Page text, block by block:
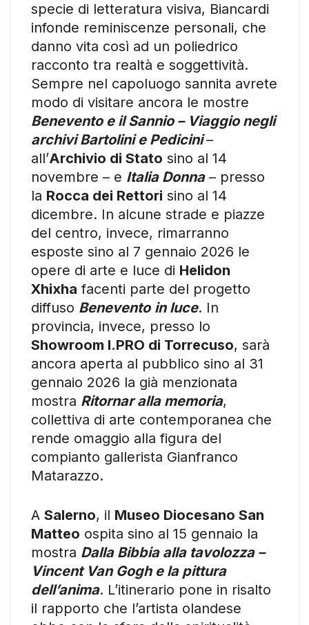
specie di letteratura visiva, Biancardi
infonde reminiscenze personali, che
danno vita così ad un poliedrico
racconto tra realtà e soggettività.
Sempre nel capoluogo sannita avrete
modo di visitare ancora le mostre
Benevento e il Sannio – Viaggio negli
archivi Bartolini e Pedicini–
all’Archivio di Stato sino al 14
novembre – e Italia Donna– presso
la Rocca dei Rettori sino al 14
dicembre. In alcune strade e piazze
del centro, invece, rimarranno
esposte sino al 7 gennaio 2026 le
opere di arte e luce di Helidon
Xhixha facenti parte del progetto
diffuso Benevento in luce. In
provincia, invece, presso lo
Showroom I.PRO di Torrecuso, sarà
ancora aperta al pubblico sino al 31
gennaio 2026 la già menzionata
mostra Ritornar alla memoria,
collettiva di arte contemporanea che
rende omaggio alla figura del
compianto gallerista Gianfranco
Matarazzo.
A Salerno, il Museo Diocesano San
Matteo ospita sino al 15 gennaio la
mostra Dalla Bibbia alla tavolozza –
Vincent Van Gogh e la pittura
dell’anima. L’itinerario pone in risalto
il rapporto che l’artista olandese